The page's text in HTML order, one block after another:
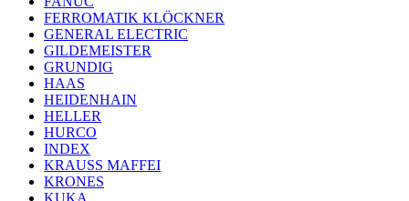
FERROMATIK KLÖCKNER
GENERAL ELECTRIC
GILDEMEISTER
GRUNDIG
HAAS
HEIDENHAIN
HELLER
HURCO
INDEX
KRAUSS MAFFEI
KRONES